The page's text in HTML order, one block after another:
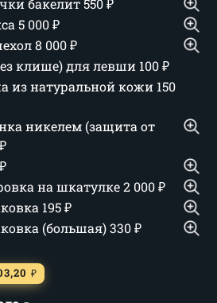
бакелит550₽
5 000₽
8 000₽
клише) для левши 100₽
из натуральной кожи 150
никелем (защита от
₽
₽
на шкатулке2 000₽
195₽
(большая)330₽
₽